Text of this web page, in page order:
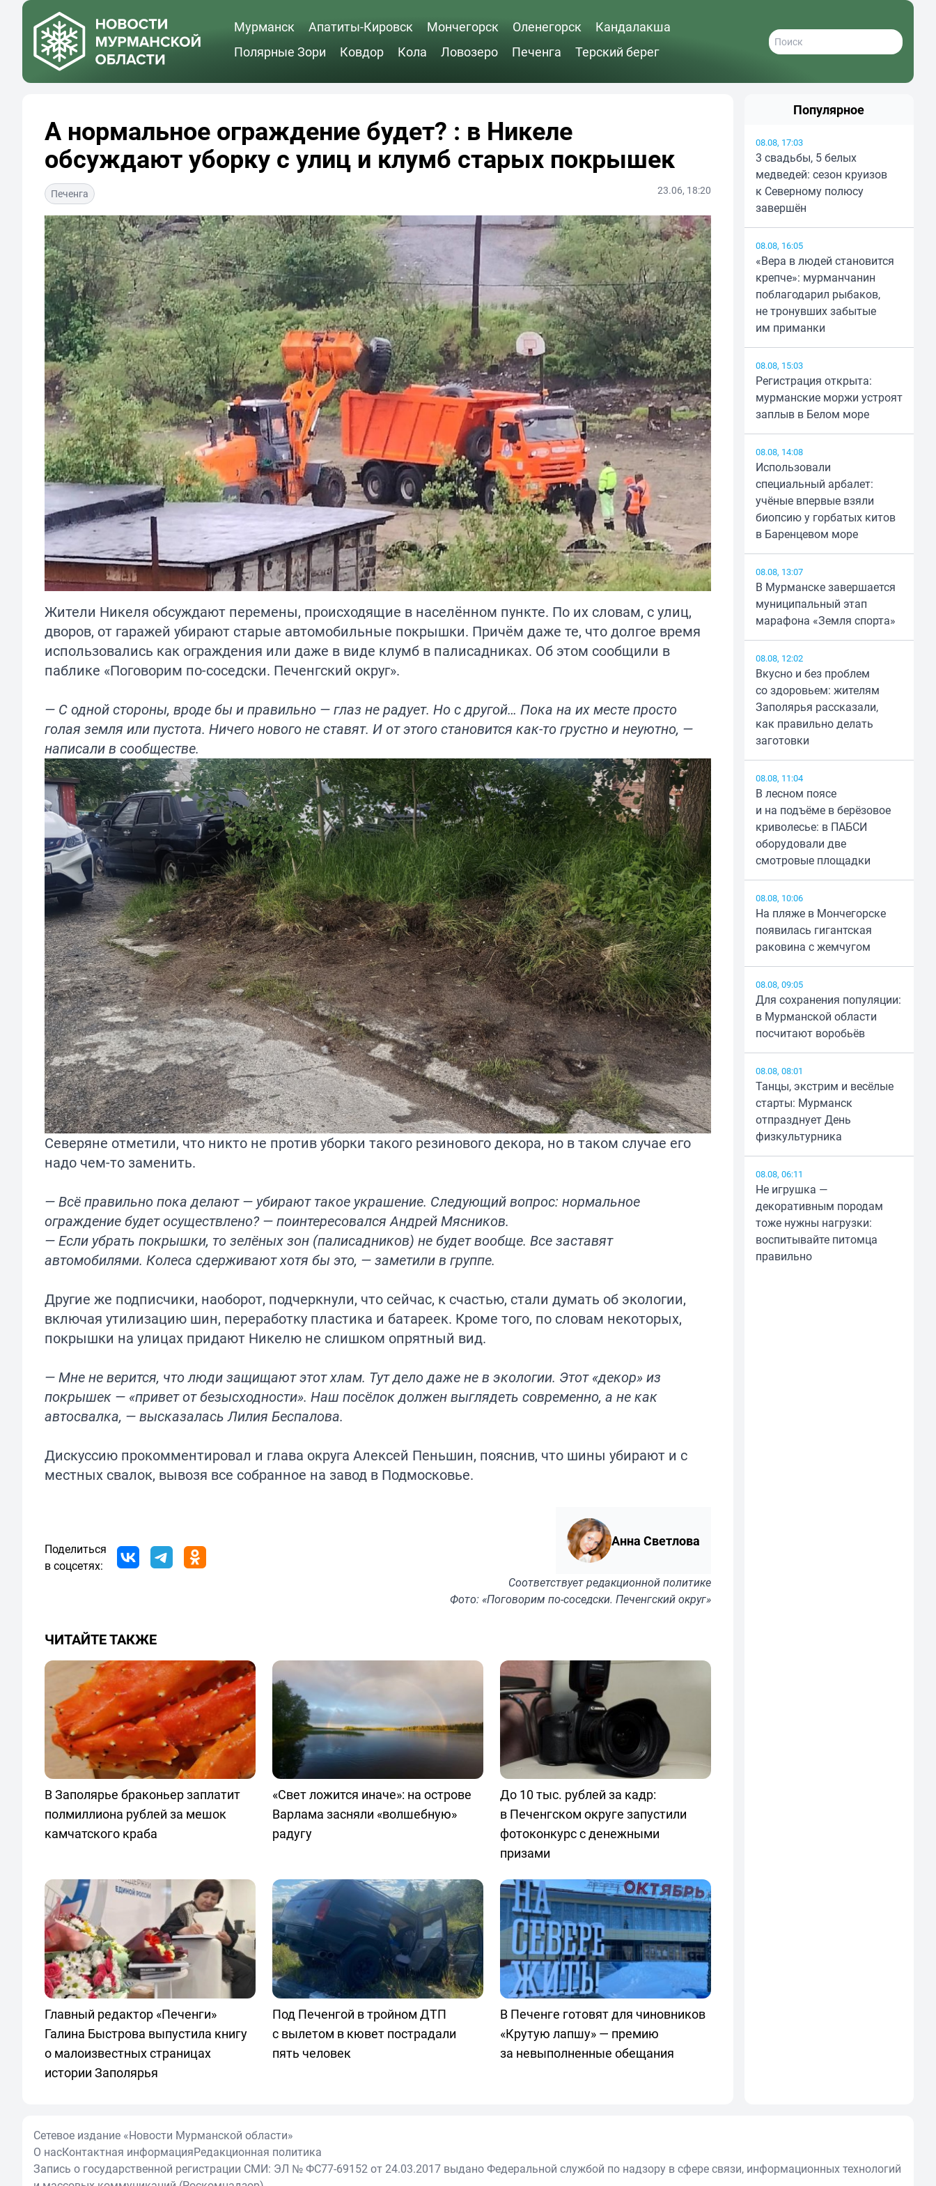
Мурманск Апатиты-Кировск Мончегорск Оленегорск
Кандалакша
Полярные Зори
Ковдор Кола Ловозеро Печенга Терский берег
А нормальное ограждение будет? : в Никеле
обсуждают уборку с улиц и клумб старых покрышек
Печенга 23.06, 18:20
Жители Никеля обсуждают перемены, происходящие в населённом пункте. По их словам, с улиц,
дворов, от гаражей убирают старые автомобильные покрышки. Причём даже те, что долгое время
использовались как ограждения или даже в виде клумб в палисадниках. Об этом сообщили в
паблике «Поговорим по-соседски. Печенгский округ».
— С одной стороны, вроде бы и правильно — глаз не радует. Но с другой… Пока на их месте просто
голая земля или пустота. Ничего нового не ставят. И от этого становится как-то грустно и неуютно, —
написали в сообществе.
Северяне отметили, что никто не против уборки такого резинового декора, но в таком случае его
надо чем-то заменить.
— Всё правильно пока делают — убирают такое украшение. Следующий вопрос: нормальное
ограждение будет осуществлено? — поинтересовался Андрей Мясников.
— Если убрать покрышки, то зелёных зон (палисадников) не будет вообще. Все заставят
автомобилями. Колеса сдерживают хотя бы это, — заметили в группе.
Другие же подписчики, наоборот, подчеркнули, что сейчас, к счастью, стали думать об экологии,
включая утилизацию шин, переработку пластика и батареек. Кроме того, по словам некоторых,
покрышки на улицах придают Никелю не слишком опрятный вид.
— Мне не верится, что люди защищают этот хлам. Тут дело даже не в экологии. Этот «декор» из
покрышек — «привет от безысходности». Наш посёлок должен выглядеть современно, а не как
автосвалка, — высказалась Лилия Беспалова.
Дискуссию прокомментировал и глава округа Алексей Пеньшин, пояснив, что шины убирают и с
местных свалок, вывозя все собранное на завод в Подмосковье.
Поделиться
в соцсетях:
Анна Светлова
Соответствуетредакционной политике
Фото: «Поговорим по-соседски. Печенгский округ»
ЧИТАЙТЕ ТАКЖЕ
В Заполярье браконьер заплатит
полмиллиона рублей за мешок
камчатского краба
«Свет ложится иначе»: на острове
Варлама засняли «волшебную»
радугу
До 10 тыс. рублей за кадр:
в Печенгском округе запустили
фотоконкурс с денежными
призами
Главный редактор «Печенги»
Галина Быстрова выпустила книгу
о малоизвестных страницах
истории Заполярья
Под Печенгой в тройном ДТП
с вылетом в кювет пострадали
пять человек
В Печенге готовят для чиновников
«Крутую лапшу» — премию
за невыполненные обещания
Популярное
08.08, 17:03
3 свадьбы, 5 белых
медведей: сезон круизов
к Северному полюсу
завершён
08.08, 16:05
«Вера в людей становится
крепче»: мурманчанин
поблагодарил рыбаков,
не тронувших забытые
им приманки
08.08, 15:03
Регистрация открыта:
мурманские моржи устроят
заплыв в Белом море
08.08, 14:08
Использовали
специальный арбалет:
учёные впервые взяли
биопсию у горбатых китов
в Баренцевом море
08.08, 13:07
В Мурманске завершается
муниципальный этап
марафона «Земля спорта»
08.08, 12:02
Вкусно и без проблем
со здоровьем: жителям
Заполярья рассказали,
как правильно делать
заготовки
08.08, 11:04
В лесном поясе
и на подъёме в берёзовое
криволесье: в ПАБСИ
оборудовали две
смотровые площадки
08.08, 10:06
На пляже в Мончегорске
появилась гигантская
раковина с жемчугом
08.08, 09:05
Для сохранения популяции:
в Мурманской области
посчитают воробьёв
08.08, 08:01
Танцы, экстрим и весёлые
старты: Мурманск
отпразднует День
физкультурника
08.08, 06:11
Не игрушка —
декоративным породам
тоже нужны нагрузки:
воспитывайте питомца
правильно
Сетевое издание «Новости Мурманской области»
О насКонтактная информацияРедакционная политика
Запись о государственной регистрации СМИ: ЭЛ № ФС77-69152 от 24.03.2017 выдано Федеральной службой по надзору в сфере связи, информационных технологий